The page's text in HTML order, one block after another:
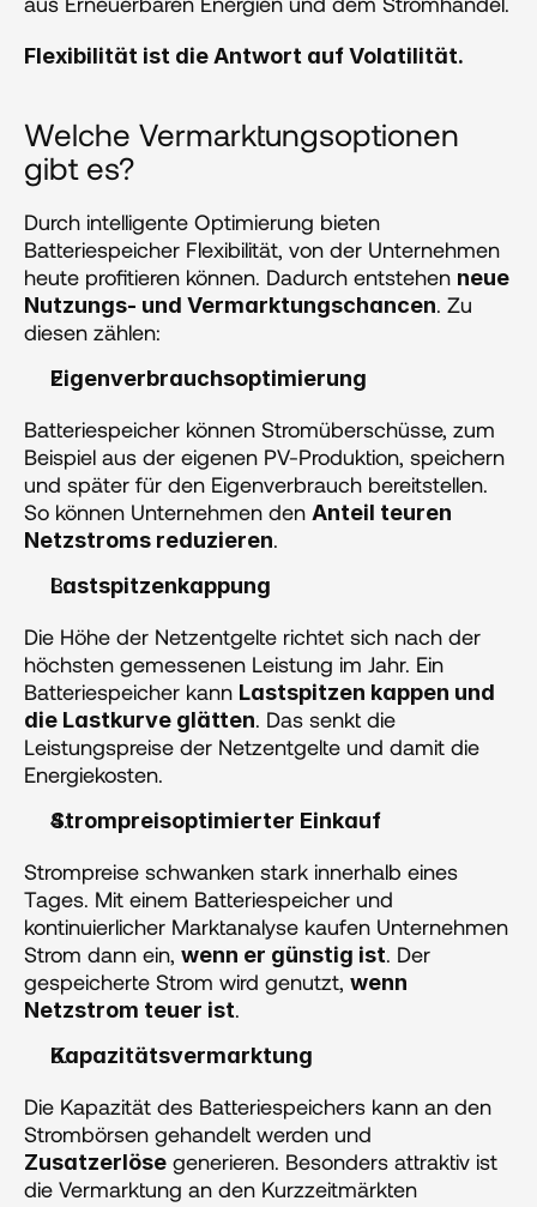
Flexibilität ist die Antwort auf Volatilität.
Welche Vermarktungsoptionen
gibt es?
‍Durch intelligente Optimierung bieten
Batteriespeicher Flexibilität, von der Unternehmen
heute profitieren können. Dadurch entstehen neue
Nutzungs- und Vermarktungschancen. Zu
diesen zählen:
Eigenverbrauchsoptimierung
Batteriespeicher können Stromüberschüsse, zum
Beispiel aus der eigenen PV-Produktion, speichern
und später für den Eigenverbrauch bereitstellen.
So können Unternehmen den Anteil teuren
Netzstroms reduzieren.
Lastspitzenkappung
Die Höhe der Netzentgelte richtet sich nach der
höchsten gemessenen Leistung im Jahr. Ein
Batteriespeicher kann Lastspitzen kappen und
die Lastkurve glätten. Das senkt die
Leistungspreise der Netzentgelte und damit die
Energiekosten.
Strompreisoptimierter Einkauf
Strompreise schwanken stark innerhalb eines
Tages. Mit einem Batteriespeicher und
kontinuierlicher Marktanalyse kaufen Unternehmen
Strom dann ein, wenn er günstig ist. Der
gespeicherte Strom wird genutzt, wenn
Netzstrom teuer ist.
Kapazitätsvermarktung
Die Kapazität des Batteriespeichers kann an den
Zusatzerlöse generieren. Besonders attraktiv ist
die Vermarktung an den Kurzzeitmärkten